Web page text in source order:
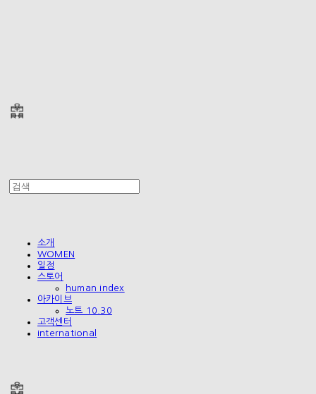
소개
WOMEN
일정
스토어
human index
아카이브
노트 10.30
고객센터
international